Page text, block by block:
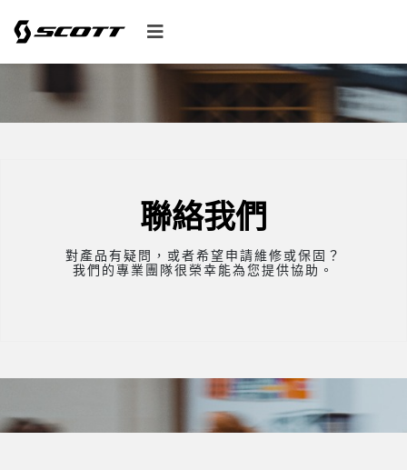
聯絡我們
對產品有疑問，或者希望申請維修或保固？
我們的專業團隊很榮幸能為您提供協助。